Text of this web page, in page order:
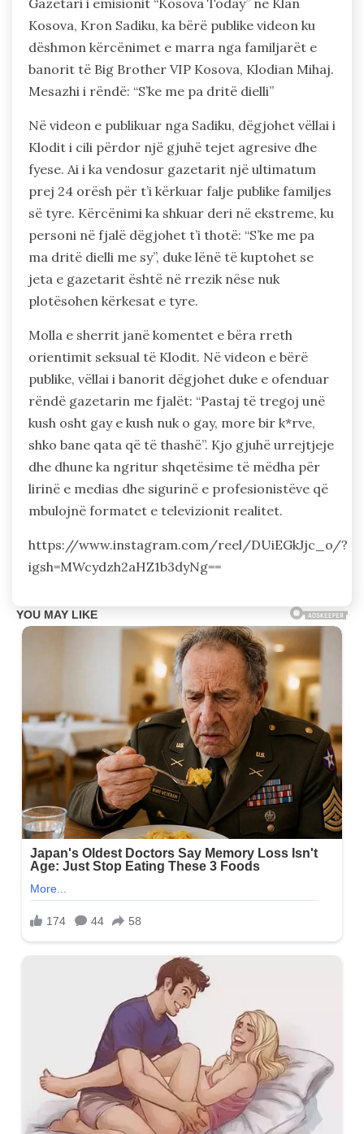
Kosova, Kron Sadiku, ka bërë publike videon ku
dëshmon kërcënimet e marra nga familjarët e
banorit të Big Brother VIP Kosova, Klodian Mihaj.
Mesazhi i rëndë: “S’ke me pa dritë dielli”
Në videon e publikuar nga Sadiku, dëgjohet vëllai i
Klodit i cili përdor një gjuhë tejet agresive dhe
fyese. Ai i ka vendosur gazetarit një ultimatum
prej 24 orësh për t’i kërkuar falje publike familjes
së tyre. Kërcënimi ka shkuar deri në ekstreme, ku
personi në fjalë dëgjohet t’i thotë: “S’ke me pa
ma dritë dielli me sy”, duke lënë të kuptohet se
jeta e gazetarit është në rrezik nëse nuk
plotësohen kërkesat e tyre.
Molla e sherrit janë komentet e bëra rreth
orientimit seksual të Klodit. Në videon e bërë
publike, vëllai i banorit dëgjohet duke e ofenduar
rëndë gazetarin me fjalët: “Pastaj të tregoj unë
kush osht gay e kush nuk o gay, more bir k*rve,
shko bane qata që të thashë”. Kjo gjuhë urrejtjeje
dhe dhune ka ngritur shqetësime të mëdha për
lirinë e medias dhe sigurinë e profesionistëve që
mbulojnë formatet e televizionit realitet.
https://www.instagram.com/reel/DUiEGkJjc_o/?
igsh=MWcydzh2aHZ1b3dyNg==